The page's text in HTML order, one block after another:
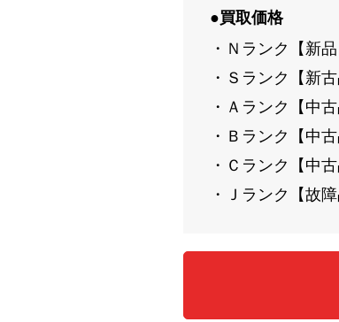
●買取価格
・Ｎランク【新
・Ｓランク【新
・Ａランク【中
・Ｂランク【中
・Ｃランク【中
・Ｊランク【故